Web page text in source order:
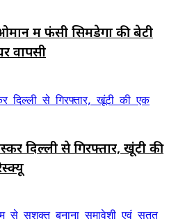
में फंसी सिमडेगा की बेटी
वापसी
दिल्ली से गिरफ्तार, खूंटी की